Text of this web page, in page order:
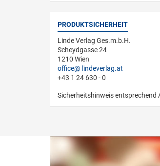
PRODUKTSICHERHEIT
Linde Verlag Ges.m.b.H.
Scheydgasse 24
1210 Wien
office
lindeverlag.at
+43 1 24 630 - 0
Sicherheitshinweis entsprechend